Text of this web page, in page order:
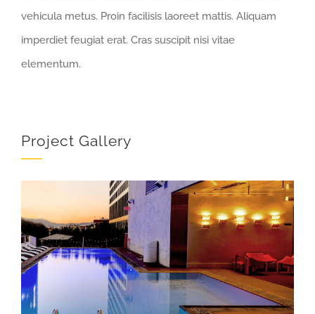
vehicula metus. Proin facilisis laoreet mattis. Aliquam
imperdiet feugiat erat. Cras suscipit nisi vitae
elementum.
Project Gallery